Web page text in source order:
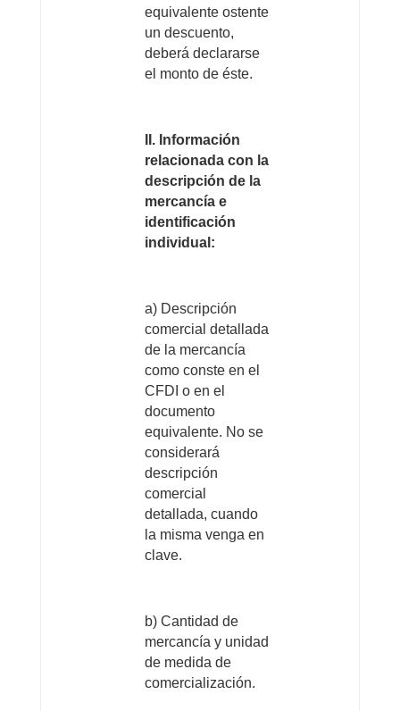
equivalente ostente
un descuento,
deberá declararse
el monto de éste.
II. Información
relacionada con la
descripción de la
mercancía e
identificación
individual:
a) Descripción
comercial detallada
de la mercancía
como conste en el
CFDI o en el
documento
equivalente. No se
considerará
descripción
comercial
detallada, cuando
la misma venga en
clave.
b) Cantidad de
mercancía y unidad
de medida de
comercialización.